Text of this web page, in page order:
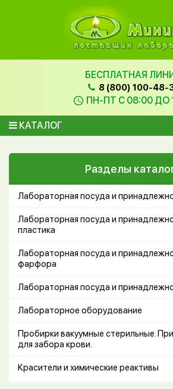
БЕСПЛАТНАЯ
8 (800) 100-48-
ПН-ПТ С 08:00 ДО
КАТАЛОГ
Разделы
Лабораторная посуда и
Лабораторная посуда и
пластика
Лабораторная посуда и
фарфора
Лабораторная посуда и
Лабораторное оборудование
Пробирки вакуумные стерильные.
для забора крови.
Красители и химические реактивы